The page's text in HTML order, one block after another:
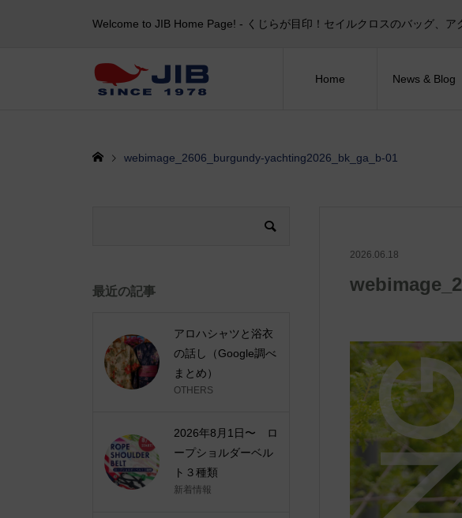
Welcome to JIB Home Page! ‐ くじらが目印！セイルクロスのバッグ、ア
Home News & Blog
webimage_2606_burgundy-yachting2026_bk_ga_b-01
2026.06.18
最近の記事
アロハシャツと浴衣
の話し（Google調べ
まとめ）
OTHERS
2026年8月1日〜 ロ
ープショルダーベル
ト３種類
新着情報